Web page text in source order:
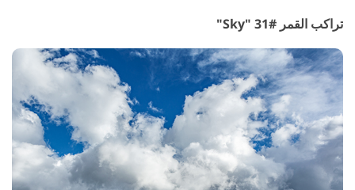
تراكب القمر #31 "Sky"